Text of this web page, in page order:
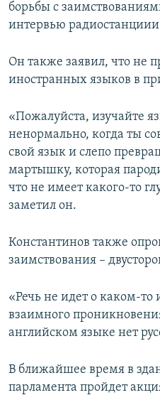
борьбы с
интервью
Он также заявил, что не
иностранных языков в
«Пожалуйста, изучайте
ненормально, когда ты
свой язык и слепо
мартышку, которая
что не имеет какого-то
заметил он.
Константинов также
заимствования –
«Речь не идет о каком-
взаимного
английском языке нет
В ближайшее время в
парламента пройдет